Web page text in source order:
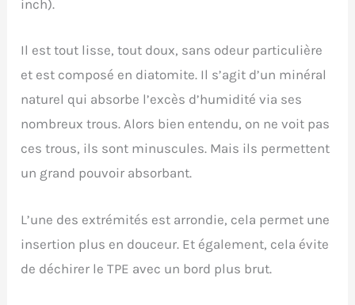
inch).
Il est tout lisse, tout doux, sans odeur particulière
et est composé en diatomite. Il s’agit d’un minéral
naturel qui absorbe l’excès d’humidité via ses
nombreux trous. Alors bien entendu, on ne voit pas
ces trous, ils sont minuscules. Mais ils permettent
un grand pouvoir absorbant.
L’une des extrémités est arrondie, cela permet une
insertion plus en douceur. Et également, cela évite
de déchirer le TPE avec un bord plus brut.